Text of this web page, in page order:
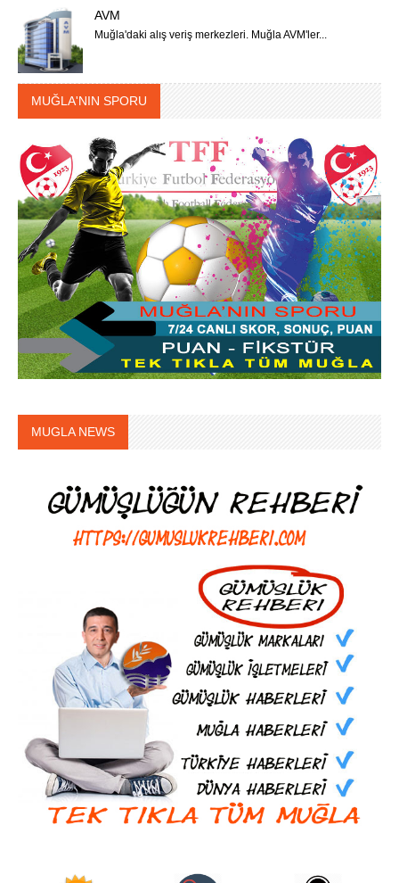
AVM
Muğla'daki alış veriş merkezleri. Muğla AVM'ler...
MUĞLA'NIN SPORU
MUGLA NEWS